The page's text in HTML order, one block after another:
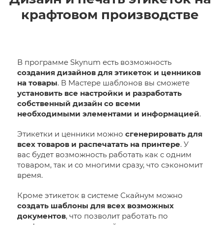
крафтовом производстве
В программе Skynum есть возможность
создания дизайнов для этикеток и ценников
на товары. В Мастере шаблонов вы сможете
установить все настройки и разработать
собственный дизайн со всеми
необходимыми элементами и информацией.
Этикетки и ценники можно сгенерировать для
всех товаров и распечатать на принтере. У
вас будет возможность работать как с одним
товаром, так и со многими сразу, что сэкономит
время.
Кроме этикеток в системе Скайнум можно
создать шаблоны для всех возможных
документов, что позволит работать по